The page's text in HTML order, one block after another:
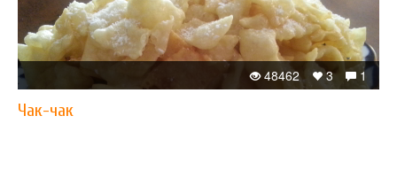
1
3
48462
Чак-чак